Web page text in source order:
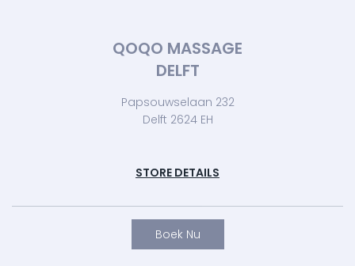
QOQO MASSAGE
DELFT
Papsouwselaan 232
Delft 2624 EH
STORE DETAILS
Boek Nu